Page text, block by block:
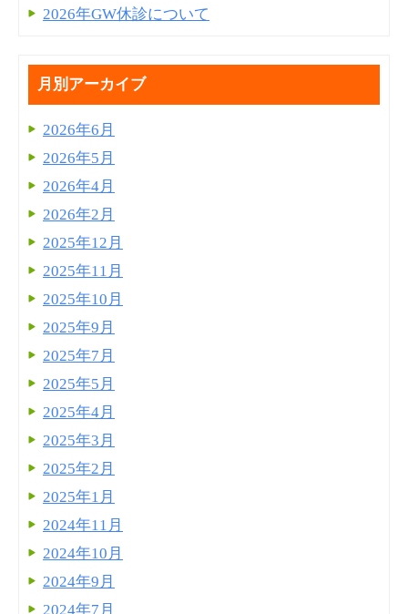
2026年GW休診について
月別アーカイブ
2026年6月
2026年5月
2026年4月
2026年2月
2025年12月
2025年11月
2025年10月
2025年9月
2025年7月
2025年5月
2025年4月
2025年3月
2025年2月
2025年1月
2024年11月
2024年10月
2024年9月
2024年7月